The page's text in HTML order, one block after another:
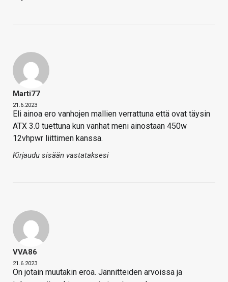
Marti77
21.6.2023
Eli ainoa ero vanhojen mallien verrattuna että ovat täysin
ATX 3.0 tuettuna kun vanhat meni ainostaan 450w
12vhpwr liittimen kanssa.
Kirjaudu sisään vastataksesi
VVA86
21.6.2023
On jotain muutakin eroa. Jännitteiden arvoissa ja